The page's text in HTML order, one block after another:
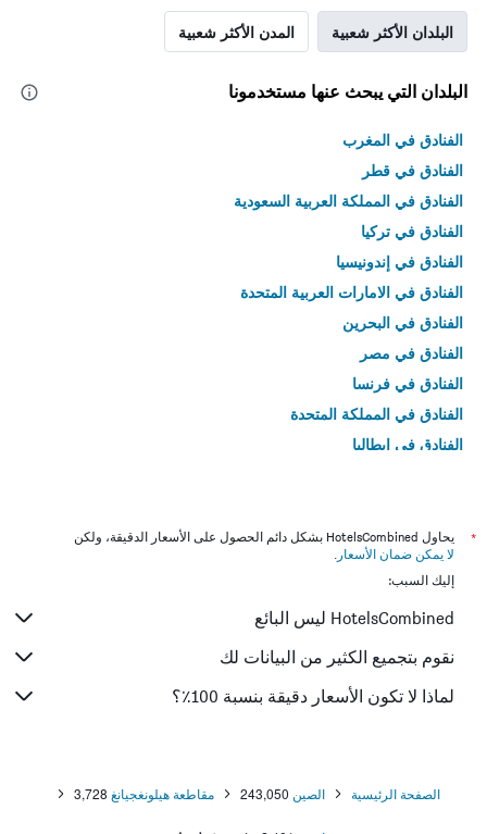
البلدان الأكثر شعبية المدن الأكثر شعبية
البلدان التي يبحث عنها مستخدمونا
الفنادق في المغرب
الفنادق في قطر
الفنادق في المملكة العربية السعودية
الفنادق في تركيا
الفنادق في إندونيسيا
الفنادق في الامارات العربية المتحدة
الفنادق في البحرين
الفنادق في مصر
الفنادق في فرنسا
الفنادق في المملكة المتحدة
الفنادق في إيطاليا
*
يحاول HotelsCombined بشكل دائم الحصول على الأسعار الدقيقة، ولكن
لا يمكن ضمان الأسعار .
إليك السبب:
HotelsCombined ليس البائع
نقوم بتجميع الكثير من البيانات لك
لماذا لا تكون الأسعار دقيقة بنسبة 100٪؟
الصفحة الرئيسية الصين 243,050 مقاطعة هيلونغجيانغ 3,728